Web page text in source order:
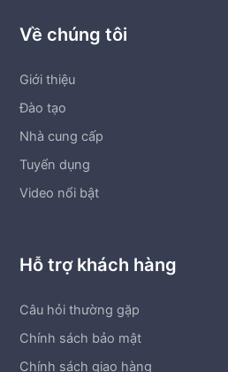
Về chúng tôi
Giới thiệu
Đào tạo
Nhà cung cấp
Tuyển dụng
Video nổi bật
Hỗ trợ khách hàng
Câu hỏi thường gặp
Chính sách bảo mật
Chính sách giao hàng